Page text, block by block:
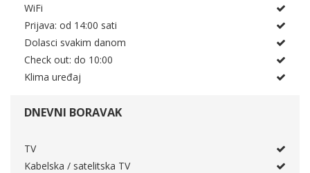
WiFi
Prijava: od 14:00 sati
Dolasci svakim danom
Check out: do 10:00
Klima uređaj
DNEVNI BORAVAK
TV
Kabelska / satelitska TV